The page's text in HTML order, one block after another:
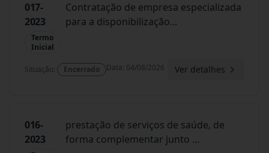
017-
2023
Termo
Inicial
Contratação de empresa especializada
para a disponibilização...
Situação: Encerrado Data: 04/08/2026 Ver detalhes
016-
2023
prestação de serviços de saúde, de
forma complementar junto ...